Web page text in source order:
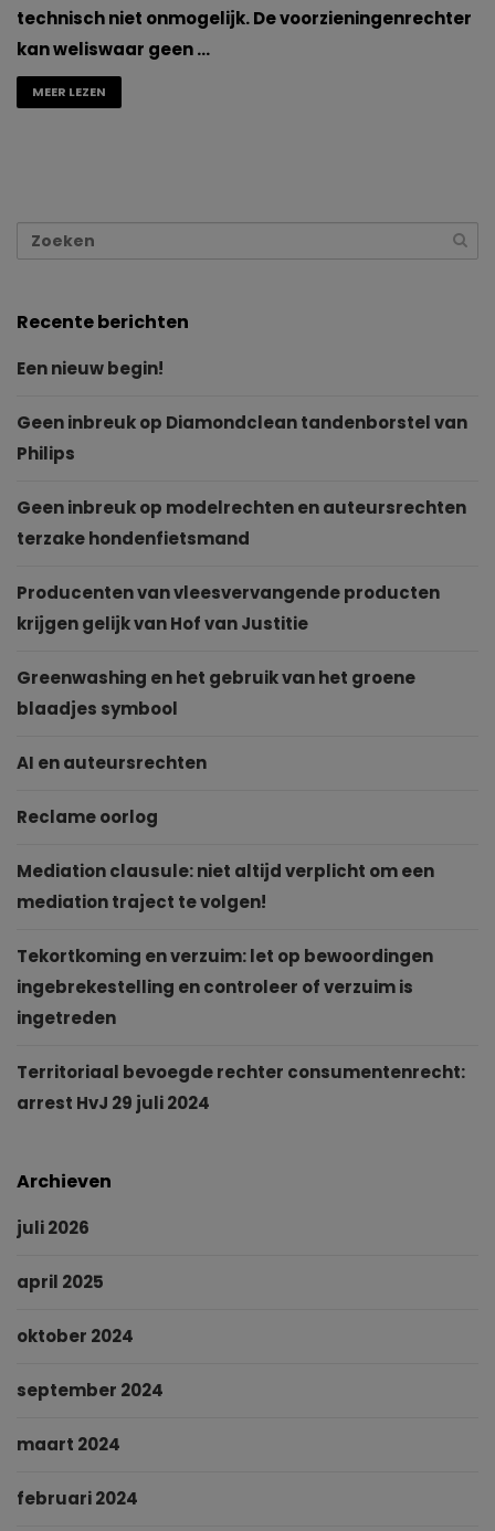
technisch niet onmogelijk. De voorzieningenrechter
kan weliswaar geen …
MEER LEZEN
Recente berichten
Een nieuw begin!
Geen inbreuk op Diamondclean tandenborstel van
Philips
Geen inbreuk op modelrechten en auteursrechten
terzake hondenfietsmand
Producenten van vleesvervangende producten
krijgen gelijk van Hof van Justitie
Greenwashing en het gebruik van het groene
blaadjes symbool
AI en auteursrechten
Reclame oorlog
Mediation clausule: niet altijd verplicht om een
mediation traject te volgen!
Tekortkoming en verzuim: let op bewoordingen
ingebrekestelling en controleer of verzuim is
ingetreden
Territoriaal bevoegde rechter consumentenrecht:
arrest HvJ 29 juli 2024
Archieven
juli 2026
april 2025
oktober 2024
september 2024
maart 2024
februari 2024